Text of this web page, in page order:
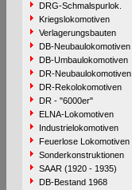
DRG-Schmalspurlok.
Kriegslokomotiven
Verlagerungsbauten
DB-Neubaulokomotiven
DB-Umbaulokomotiven
DR-Neubaulokomotiven
DR-Rekolokomotiven
DR - "6000er"
ELNA-Lokomotiven
Industrielokomotiven
Feuerlose Lokomotiven
Sonderkonstruktionen
SAAR (1920 - 1935)
DB-Bestand 1968